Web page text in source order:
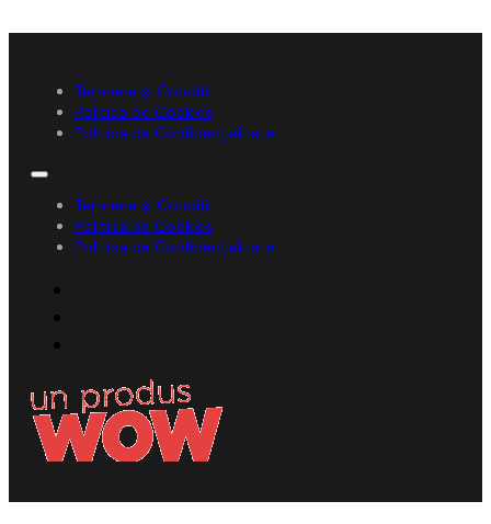
Termene și Condiții
Politica de Cookies
Politica de Confidențialitate
Termene și Condiții
Politica de Cookies
Politica de Confidențialitate